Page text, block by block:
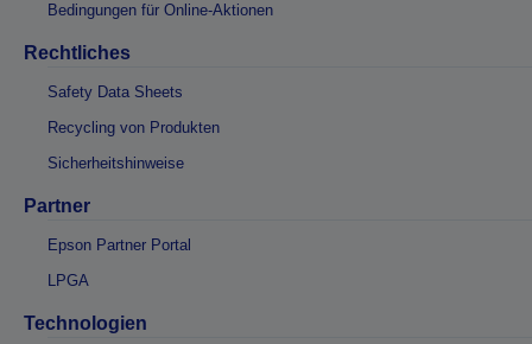
Bedingungen für Online-Aktionen
Rechtliches
Safety Data Sheets
Recycling von Produkten
Sicherheitshinweise
Partner
Epson Partner Portal
LPGA
Technologien